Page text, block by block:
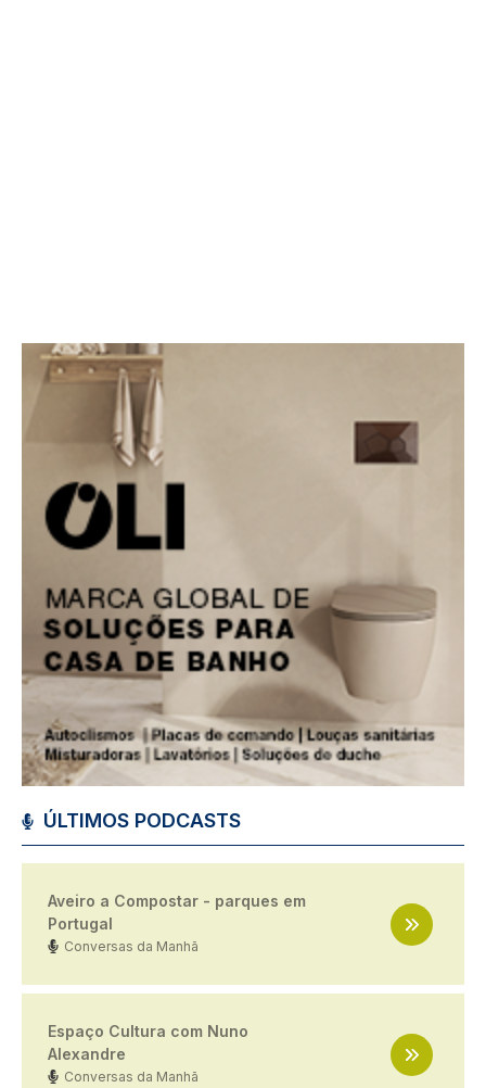
ÚLTIMOS PODCASTS
Aveiro a Compostar - parques em
Portugal
Conversas da Manhã
Espaço Cultura com Nuno
Alexandre
Conversas da Manhã